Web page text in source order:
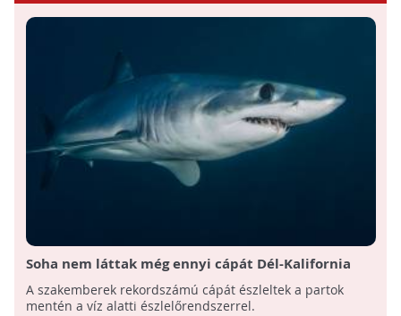
Soha nem láttak még ennyi cápát Dél-Kalifornia
partjainál
A szakemberek rekordszámú cápát észleltek a partok
mentén a víz alatti észlelőrendszerrel.